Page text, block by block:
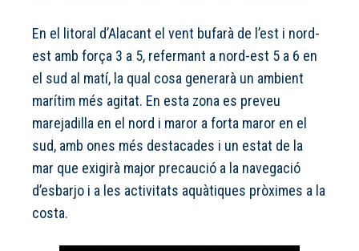
En el litoral d’Alacant el vent bufarà de l’est i nord-
est amb força 3 a 5, refermant a nord-est 5 a 6 en
el sud al matí, la qual cosa generarà un ambient
marítim més agitat. En esta zona es preveu
marejadilla en el nord i maror a forta maror en el
sud, amb ones més destacades i un estat de la
mar que exigirà major precaució a la navegació
d’esbarjo i a les activitats aquàtiques pròximes a la
costa.